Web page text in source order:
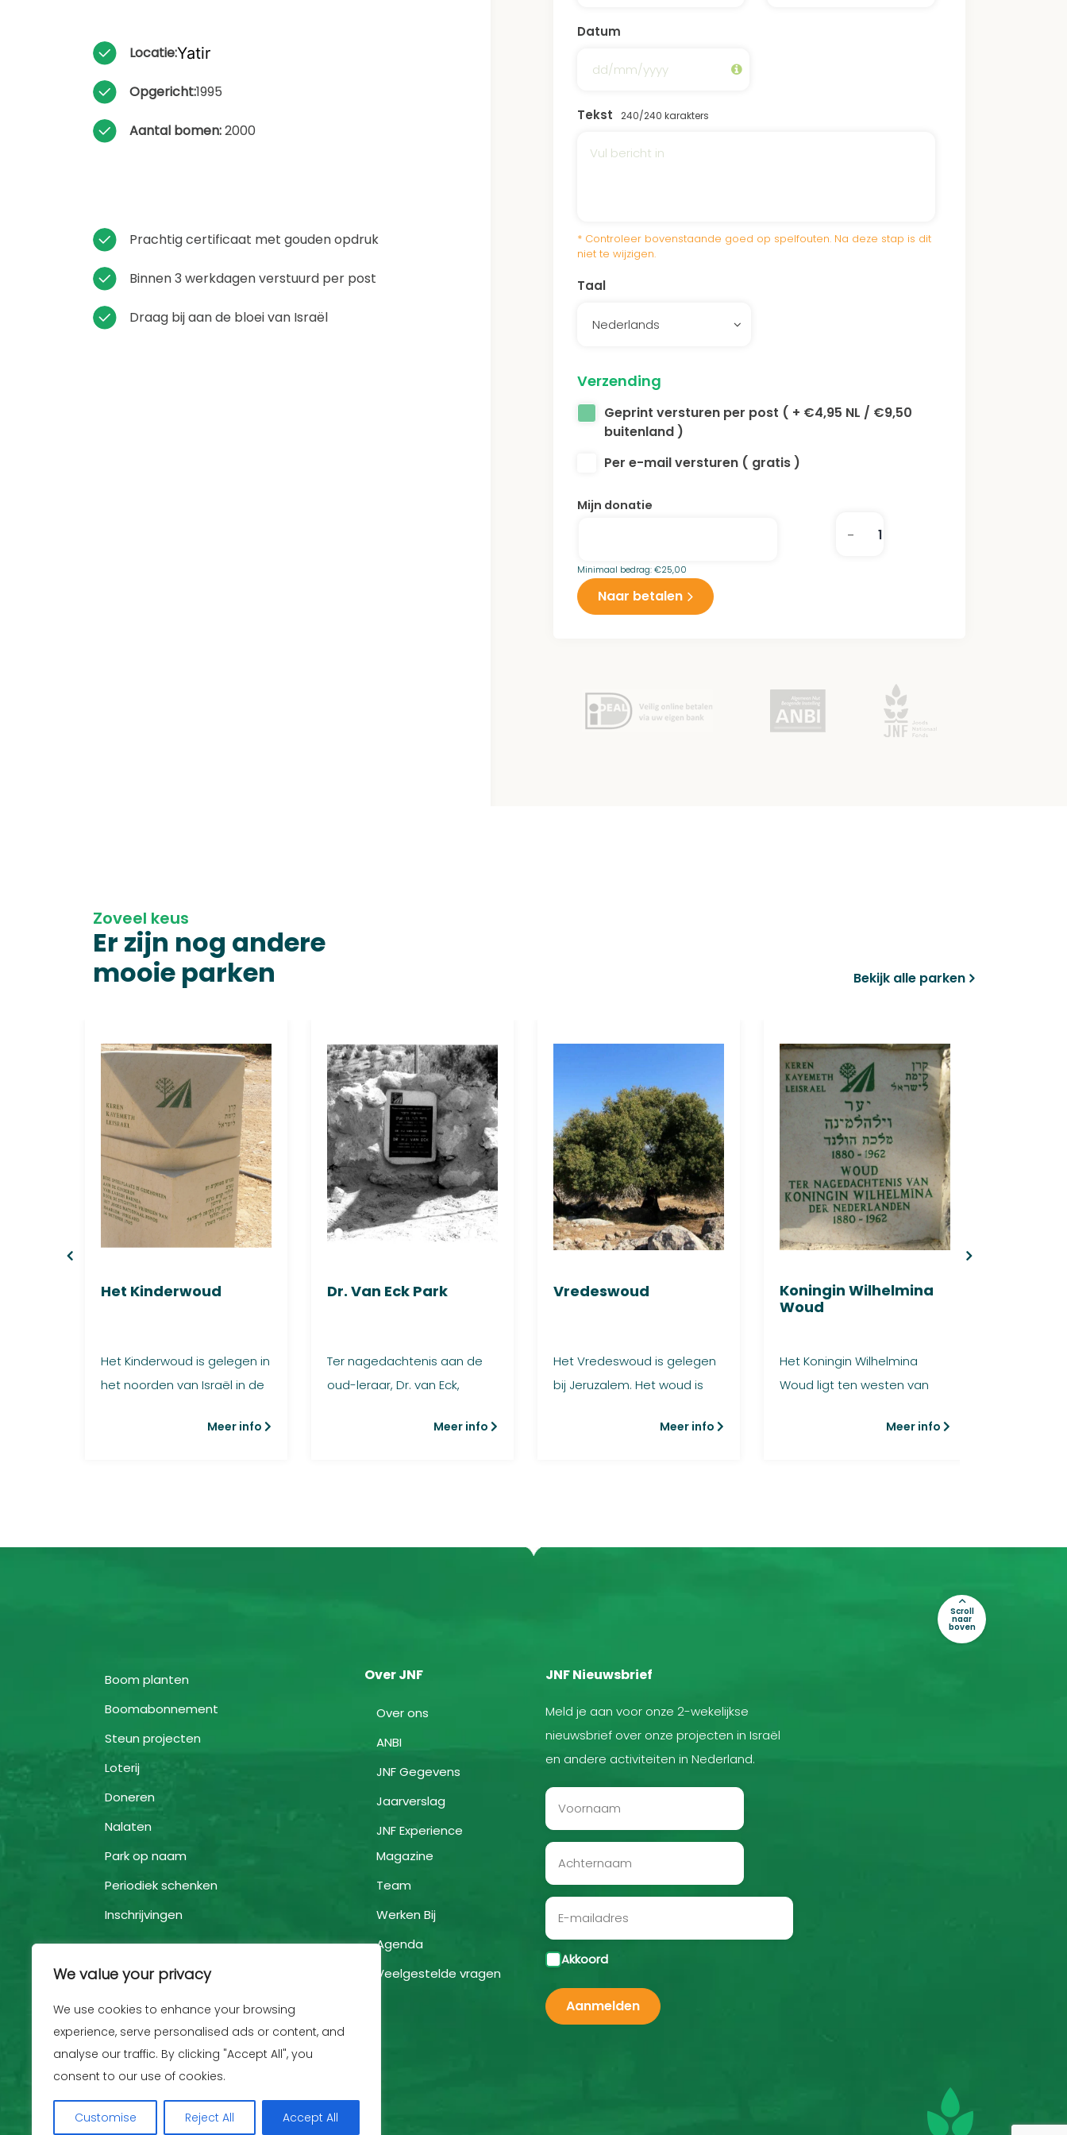
We value your privacy
We use cookies to enhance your browsing
experience, serve personalised ads or content, and
analyse our traffic. By clicking "Accept All", you
consent to our use of cookies.
Customise Reject All Accept All
Locatie:Yatir
Opgericht:1995
Aantal bomen:2000
Prachtig certificaat met gouden opdruk
Binnen 3 werkdagen verstuurd per post
Draag bij aan de bloei van Israël
Het continue onderhoud van onze bossen en parken zorgt
ervoor dat de bomen de hitte en droogte overleven. Een
Datum
Tekst 240/240 karakters
* Controleer bovenstaande goed op spelfouten. Na deze stap is dit
niet te wijzigen.
Taal
Nederlands
Verzending
Geprint versturen per post ( + €4,95 NL / €9,50
buitenland )
Per e-mail versturen ( gratis )
Mijn donatie
Minimaal bedrag:€25,00
-
Gaasterlân-
Naar betalen
Zoveel keus
Er zijn nog andere
mooie parken
Bekijk alle parken
Het Kinderwoud
Het Kinderwoud is gelegen in
het noorden van Israël in de
Goren ter nagedachtenis
Meer info
Dr. Van Eck Park
Ter nagedachtenis aan de
oud-leraar, Dr. van Eck,
Meer info
Vredeswoud
Het Vredeswoud is gelegen
bij Jeruzalem. Het woud is
Meer info
Koningin Wilhelmina
Woud
Het Koningin Wilhelmina
Woud ligt ten westen van
Meer info
Boom planten
Boomabonnement
Steun projecten
Loterij
Doneren
Nalaten
Park op naam
Periodiek schenken
Inschrijvingen
Over JNF
Over ons
ANBI
JNF Gegevens
Jaarverslag
JNF Experience
Magazine
Team
Werken Bij
Agenda
Veelgestelde vragen
Scroll
naar
boven
JNF Nieuwsbrief
Meld je aan voor onze 2-wekelijkse
nieuwsbrief over onze projecten in Israël
en andere activiteiten in Nederland.
Akkoord
Aanmelden